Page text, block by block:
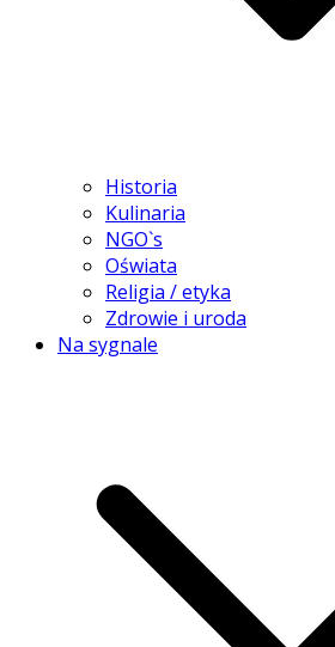
Historia
Kulinaria
NGO`s
Oświata
Religia / etyka
Zdrowie i uroda
Na sygnale